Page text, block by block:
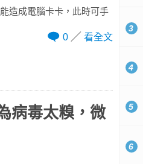
造成電腦卡卡，此時可手
0
看全文
病毒太糗，微
3
4
5
6